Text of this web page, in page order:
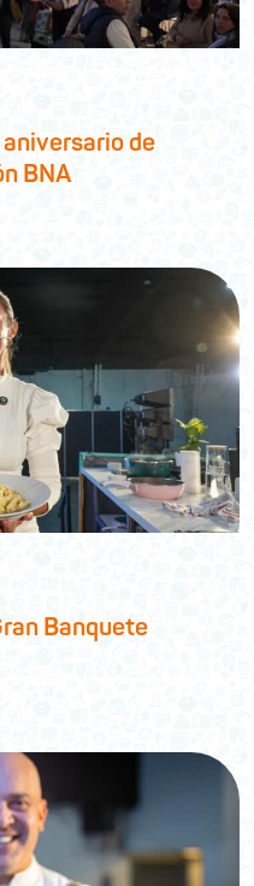
de
BNA
Banquete